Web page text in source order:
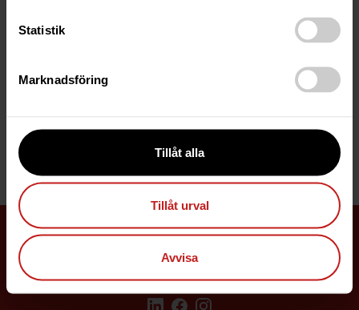
Statistik
Marknadsföring
Tillåt alla
Tillåt urval
Avvisa
0243-21 72 70
Allmänna villkor
Integritetspolicy